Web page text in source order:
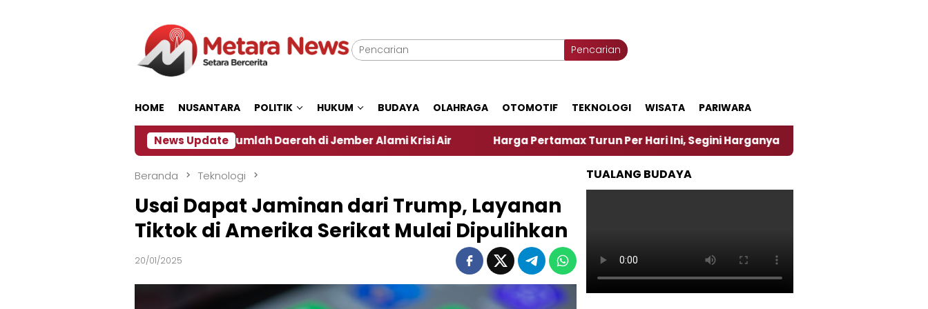
Pencarian
HOME NUSANTARA POLITIK HUKUM BUDAYA OLAHRAGA OTOMOTIF TEKNOLOGI WISATA PARIWARA
News Update
Dampak El Nino, Sejumlah Daerah di Jember Alami Krisi Air Harga Pertamax Turun Per Hari Ini, Segini Harganya ‎Nasirun Maestro Lukis
Beranda Teknologi
Usai Dapat Jaminan dari Trump, Layanan
Tiktok di Amerika Serikat Mulai Dipulihkan
20/01/2025
TUALANG BUDAYA